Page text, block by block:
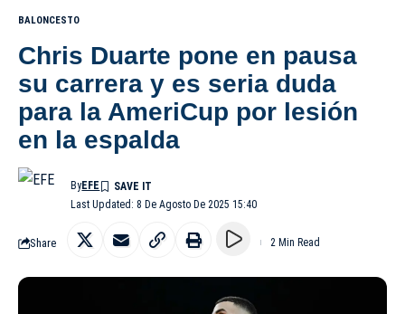
BALONCESTO
Chris Duarte pone en pausa
su carrera y es seria duda
para la AmeriCup por lesión
en la espalda
Last Updated: 8 De Agosto De 2025 15:40
ByEFE
Share 2 Min Read